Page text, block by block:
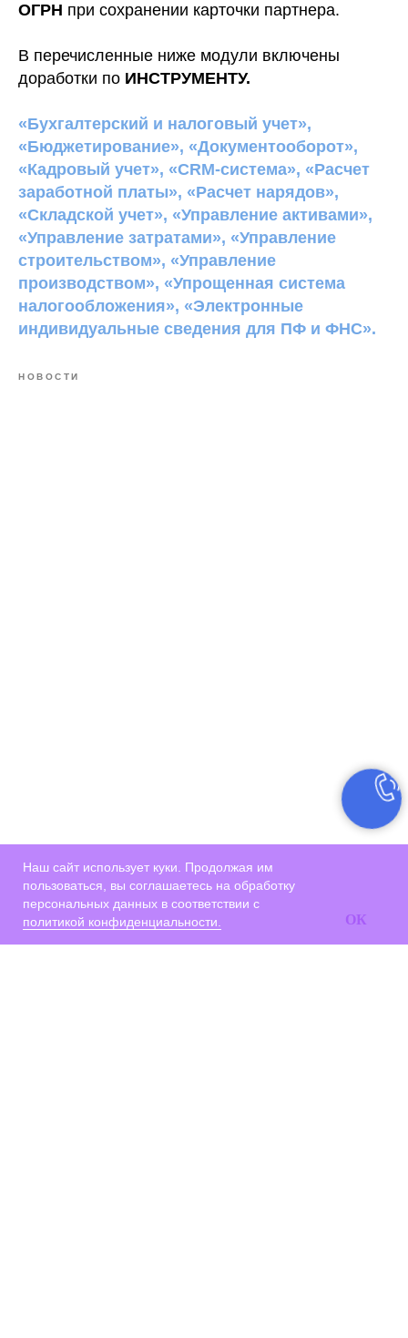
Наш сайт использует куки. Продолжая им
пользоваться, вы соглашаетесь на обработку
персональных данных в соответствии с
политикой конфиденциальности.
ОК
ОГРН при сохранении карточки партнера.
В перечисленные ниже модули включены
доработки по ИНСТРУМЕНТУ.
«Бухгалтерский и налоговый учет»,
«Бюджетирование», «Документооборот»,
«Кадровый учет», «CRM-система», «Расчет
заработной платы», «Расчет нарядов»,
«Складской учет», «Управление активами»,
«Управление затратами», «Управление
строительством», «Управление
производством», «Упрощенная система
налогообложения», «Электронные
индивидуальные сведения для ПФ и ФНС».
НОВОСТИ